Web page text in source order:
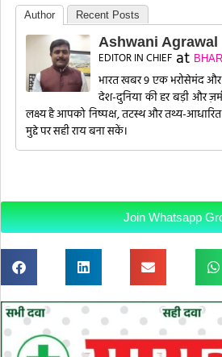
Author Recent Posts
Ashwani Agrawal
EDITOR IN CHIEFat
भारत खबर 9 एक भरोसेमंद
देश-दुनिया की हर बड़ी और
लक्ष्य है आपको निष्पक्ष, तटस्थ और तथ्य-
मुद्दे पर सही राय बना सकें।
Join Whatsapp